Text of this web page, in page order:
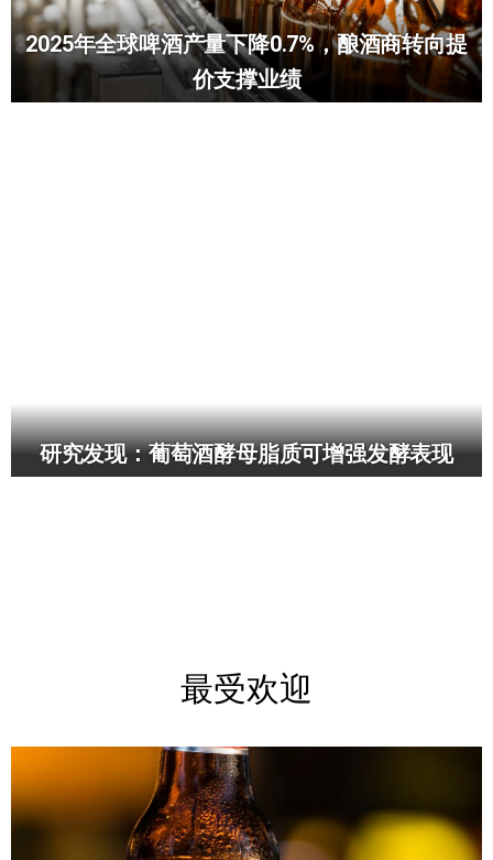
2025年全球啤酒产量下降0.7%，酿酒商转向提
价支撑业绩
研究发现：葡萄酒酵母脂质可增强发酵表现
最受欢迎